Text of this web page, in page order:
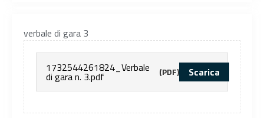
verbale di gara 3
1732544261824_Verbale
di gara n. 3.pdf (PDF) Scarica